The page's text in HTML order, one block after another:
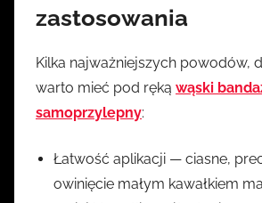
zastosowania
Kilka najważniejszych powodów,
warto mieć pod ręką wąski
samoprzylepny:
Łatwość aplikacji — ciasne,
owinięcie małym kawałkiem